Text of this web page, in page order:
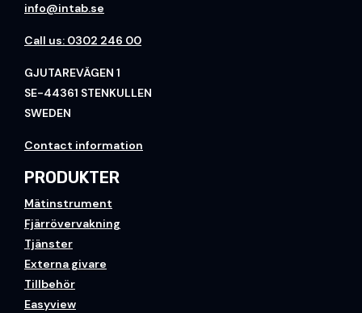
info@intab.se
Call us: 0302 246 00
GJUTAREVÄGEN 1
SE-44361 STENKULLEN
SWEDEN
Contact information
PRODUKTER
Mätinstrument
Fjärrövervakning
Tjänster
Externa givare
Tillbehör
Easyview